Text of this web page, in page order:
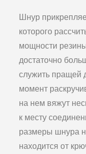
Шнур
которого
мощности
достаточно
служить пращей
момент
на нем вяжут
к месту
размеры шнура
находится от